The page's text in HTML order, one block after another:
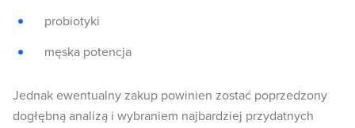
probiotyki
męska potencja
Jednak ewentualny zakup powinien zostać poprzedzony
dogłębną analizą i wybraniem najbardziej przydatnych